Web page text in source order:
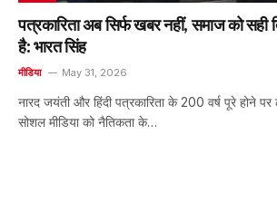
पत्रकारिता अब सिर्फ खबर नहीं, समाज को सही
है: भारत सिंह
मीडिया May 31, 2026
नारद जयंती और हिंदी पत्रकारिता के 200 वर्ष पूरे होने
सोशल मीडिया को नैतिकता के…